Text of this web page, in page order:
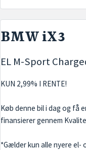
BMW iX3
EL M-Sport
KUN 2,99% I RENTE!
Køb denne bil i dag og få
finansierer gennem
*Gælder kun alle nyere el-